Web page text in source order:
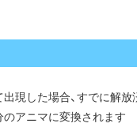
現した場合、すでに解放
アニマに変換されます